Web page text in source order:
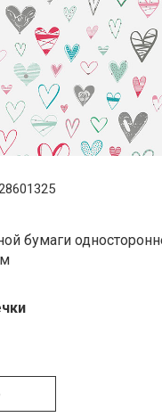
бумаги